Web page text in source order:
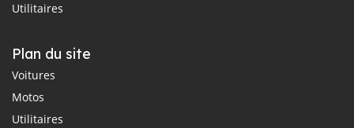
Utilitaires
Plan du site
Voitures
Motos
Utilitaires